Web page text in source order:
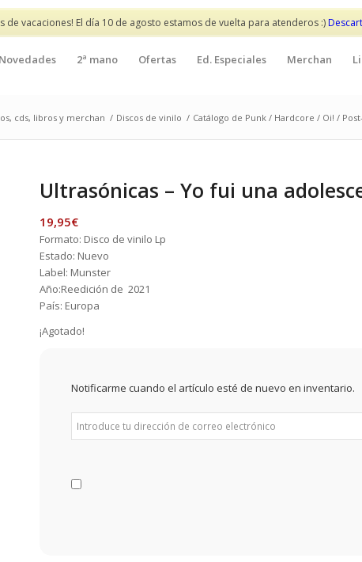
de vacaciones! El día 10 de agosto estamos de vuelta para atenderos :)
Novedades 2ª mano Ofertas Ed. Especiales Merchan
cds, libros y merchan / Discos de vinilo / Catálogo de Punk / Hardcore / Oi! /
Ultrasónicas – Yo fui una
19,95€
Formato: Disco de vinilo Lp
Estado: Nuevo
Label: Munster
Año:Reedición de 2021
País: Europa
¡Agotado!
Notificarme cuando el artículo esté de nuevo en inventario.